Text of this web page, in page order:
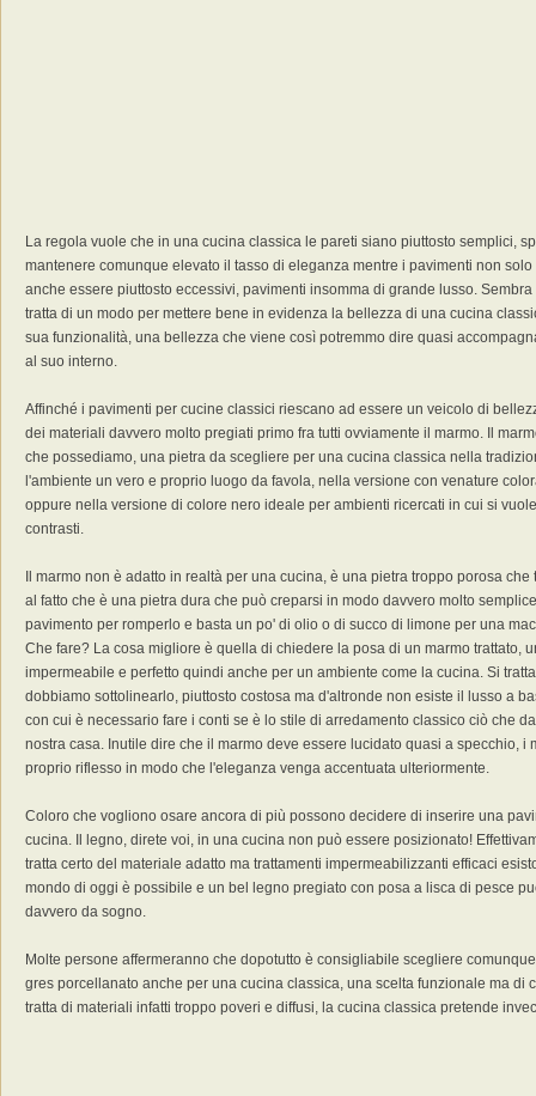
La regola vuole che in una cucina classica le pareti siano piuttosto semplici,
mantenere comunque elevato il tasso di eleganza mentre i pavimenti non
anche essere piuttosto eccessivi, pavimenti insomma di grande lusso.
tratta di un modo per mettere bene in evidenza la bellezza di una cucina
sua funzionalità, una bellezza che viene così potremmo dire quasi
al suo interno.
Affinché i pavimenti per cucine classici riescano ad essere un veicolo di
dei materiali davvero molto pregiati primo fra tutti ovviamente il marmo. Il
che possediamo, una pietra da scegliere per una cucina classica nella
l'ambiente un vero e proprio luogo da favola, nella versione con venature
oppure nella versione di colore nero ideale per ambienti ricercati in cui si
contrasti.
Il marmo non è adatto in realtà per una cucina, è una pietra troppo porosa
al fatto che è una pietra dura che può creparsi in modo davvero molto
pavimento per romperlo e basta un po' di olio o di succo di limone per una
Che fare? La cosa migliore è quella di chiedere la posa di un marmo trattato,
impermeabile e perfetto quindi anche per un ambiente come la cucina. Si
dobbiamo sottolinearlo, piuttosto costosa ma d'altronde non esiste il lusso a
con cui è necessario fare i conti se è lo stile di arredamento classico ciò che
nostra casa. Inutile dire che il marmo deve essere lucidato quasi a specchio, i
proprio riflesso in modo che l'eleganza venga accentuata ulteriormente.
Coloro che vogliono osare ancora di più possono decidere di inserire una
cucina. Il legno, direte voi, in una cucina non può essere posizionato!
tratta certo del materiale adatto ma trattamenti impermeabilizzanti efficaci
mondo di oggi è possibile e un bel legno pregiato con posa a lisca di pesce
davvero da sogno.
Molte persone affermeranno che dopotutto è consigliabile scegliere
gres porcellanato anche per una cucina classica, una scelta funzionale ma di
tratta di materiali infatti troppo poveri e diffusi, la cucina classica pretende